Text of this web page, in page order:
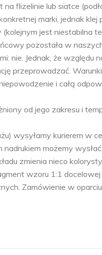
flizelinie lub siatce
marki, jednak
jest niestabilna
pozostała w
nie. Jednak, że
przeprowadzać.
i całą
od jego zakresu i
wysyłamy kurierem w
nadrukiem możemy
zmienia nieco
wzoru 1:1
Zamówienie w